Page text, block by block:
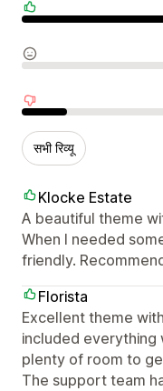
सभी रिव्यू
Klocke Estate
A beautiful theme
When I needed
friendly.
Florista
Excellent theme
included
plenty of room to
The support team